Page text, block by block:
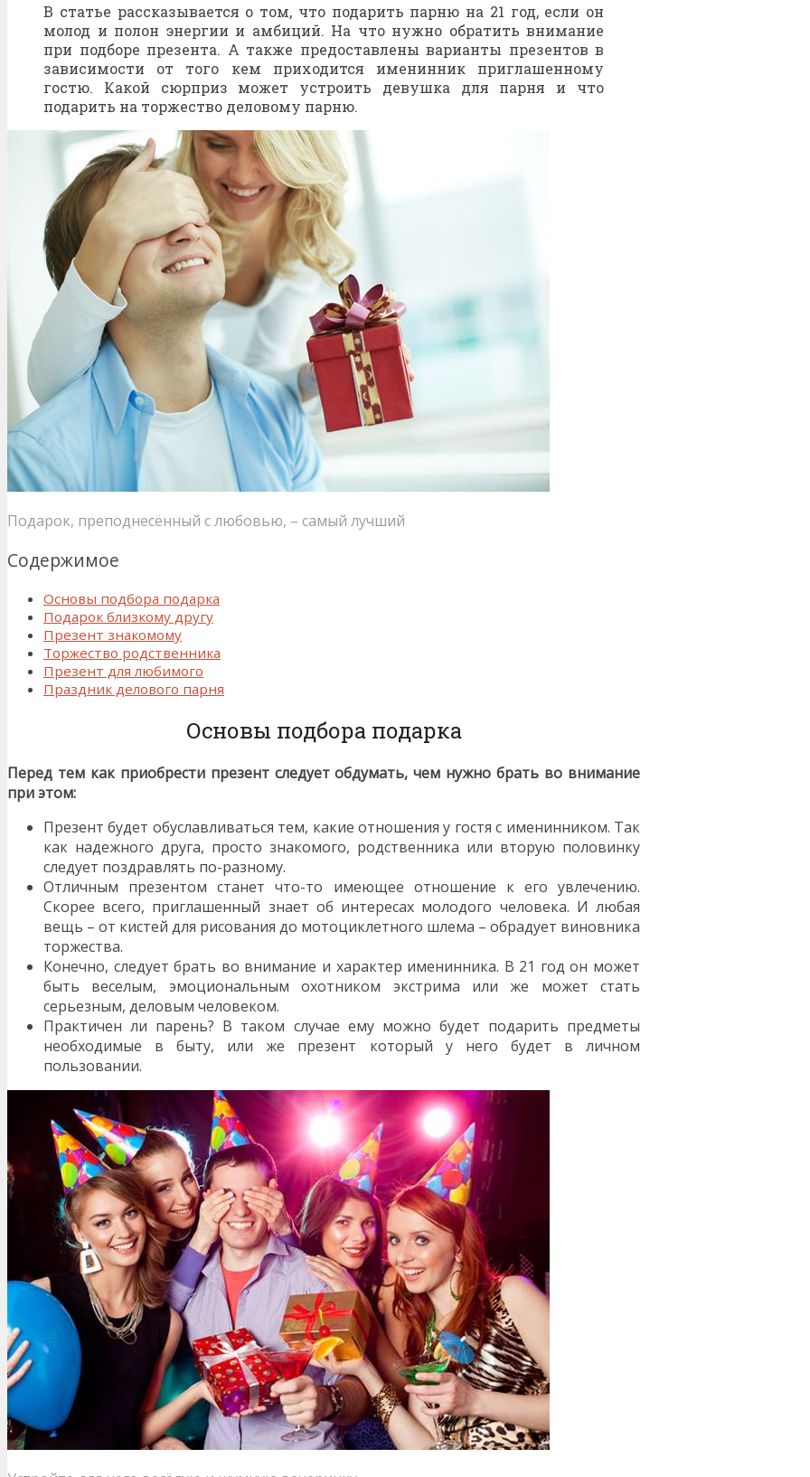
В статье рассказывается о том, что подарить парню на 21 год, если он
молод и полон энергии и амбиций. На что нужно обратить внимание
при подборе презента. А также предоставлены варианты презентов в
зависимости от того кем приходится именинник приглашенному
гостю. Какой сюрприз может устроить девушка для парня и что
подарить на торжество деловому парню.
Подарок, преподнесённый с любовью, – самый лучший
Содержимое
Основы подбора подарка
Подарок близкому другу
Презент знакомому
Торжество родственника
Презент для любимого
Праздник делового парня
Основы подбора подарка
Перед тем как приобрести презент следует обдумать, чем нужно брать во внимание
при этом:
Презент будет обуславливаться тем, какие отношения у гостя с именинником. Так
как надежного друга, просто знакомого, родственника или вторую половинку
следует поздравлять по-разному.
Отличным презентом станет что-то имеющее отношение к его увлечению.
Скорее всего, приглашенный знает об интересах молодого человека. И любая
вещь – от кистей для рисования до мотоциклетного шлема – обрадует виновника
торжества.
Конечно, следует брать во внимание и характер именинника. В 21 год он может
быть веселым, эмоциональным охотником экстрима или же может стать
серьезным, деловым человеком.
Практичен ли парень? В таком случае ему можно будет подарить предметы
необходимые в быту, или же презент который у него будет в личном
пользовании.